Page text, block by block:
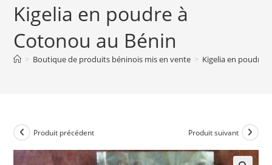
Kigelia en poudre à
Cotonou au Bénin
> Boutique de produits béninois mis en vente > Kigelia en poudre
Produit précédent Produit suivant